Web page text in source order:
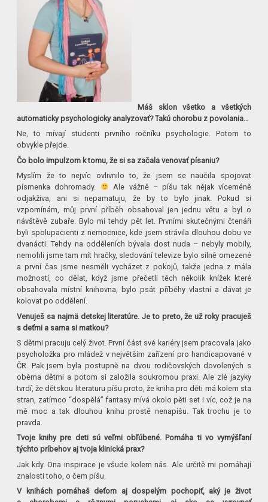
Máš sklon všetko a všetkých
automaticky psychologicky analyzovať? Takú chorobu z povolania…
Ne, to mívají studenti prvního ročníku psychologie. Potom to
obvykle přejde.
Čo bolo impulzom k tomu, že si sa začala venovať písaniu?
Myslím že to nejvíc ovlivnilo to, že jsem se naučila spojovat
písmenka dohromady.
Ale vážně – píšu tak nějak víceméně
odjakživa, ani si nepamatuju, že by to bylo jinak. Pokud si
vzpomínám, můj první příběh obsahoval jen jednu větu a byl o
návštěvě zubaře. Bylo mi tehdy pět let. Prvními skutečnými čtenáři
byli spolupacienti z nemocnice, kde jsem strávila dlouhou dobu ve
dvanácti. Tehdy na odděleních bývala dost nuda – nebyly mobily,
nemohli jsme tam mít hračky, sledování televize bylo silně omezené
a první čas jsme nesměli vycházet z pokojů, takže jedna z mála
možností, co dělat, když jsme přečetli těch několik knížek které
obsahovala místní knihovna, bylo psát příběhy vlastní a dávat je
kolovat po oddělení.
Venuješ sa najmä detskej literatúre. Je to preto, že už roky pracuješ
s deťmi a sama si matkou?
S dětmi pracuju celý život. První část své kariéry jsem pracovala jako
psycholožka pro mládež v největším zařízení pro handicapované v
ČR. Pak jsem byla postupně na dvou rodičovských dovolených s
oběma dětmi a potom si založila soukromou praxi. Ale zlé jazyky
tvrdí, že dětskou literaturu píšu proto, že kniha pro děti má kolem sta
stran, zatímco “dospělá” fantasy mívá okolo pěti set i víc, což je na
mě moc a tak dlouhou knihu prostě nenapíšu. Tak trochu je to
pravda.
Tvoje knihy pre deti sú veľmi obľúbené. Pomáha ti vo vymýšľaní
týchto príbehov aj tvoja klinická prax?
Jak kdy. Ona inspirace je všude kolem nás. Ale určitě mi pomáhají
znalosti toho, o čem píšu.
V knihách pomáhaš deťom aj dospelým pochopiť, aký je život